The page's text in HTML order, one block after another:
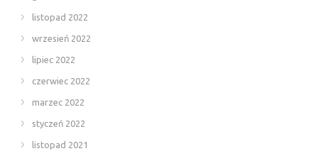
listopad 2022
wrzesień 2022
lipiec 2022
czerwiec 2022
marzec 2022
styczeń 2022
listopad 2021